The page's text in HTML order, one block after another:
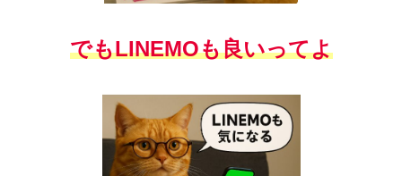
でもLINEMOも良いってよ